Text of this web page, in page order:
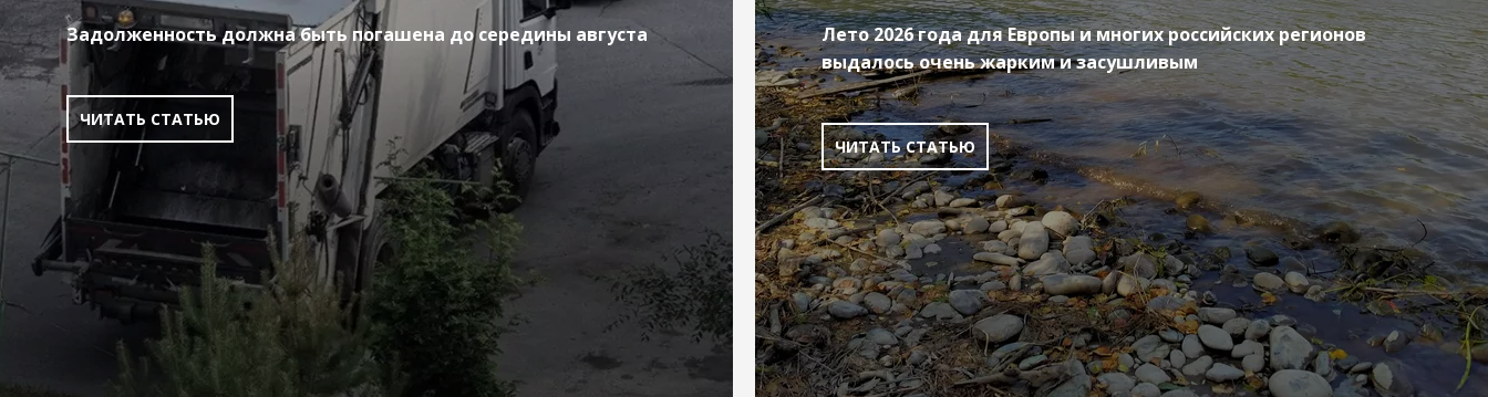
Задолженность должна быть погашена до середины августа
ЧИТАТЬ СТАТЬЮ
Лето 2026 года для Европы и многих российских регионов
выдалось очень жарким и засушливым
ЧИТАТЬ СТАТЬЮ